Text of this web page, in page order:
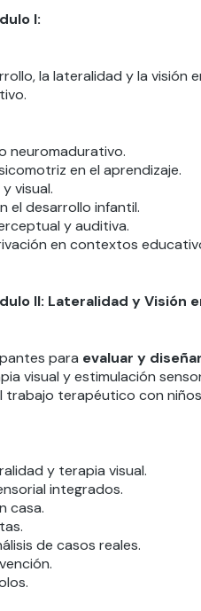
I:
la lateralidad y la visión
neuromadurativo.
en el aprendizaje.
visual.
el desarrollo infantil.
y auditiva.
en contextos
II: Lateralidad y Visión
para evaluar y
visual y estimulación
terapéutico con
y terapia visual.
integrados.
casa.
de casos reales.